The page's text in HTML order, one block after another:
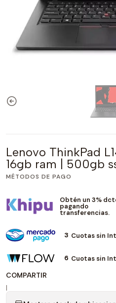
Lenovo ThinkPad
16gb ram | 500gb
MÉTODOS DE PAGO
Obtén un 3%
pagando
transferencias.
3 Cuotas sin
6 Cuotas sin
COMPARTIR
|